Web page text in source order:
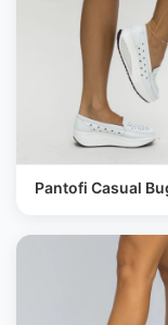
Pantofi Casual